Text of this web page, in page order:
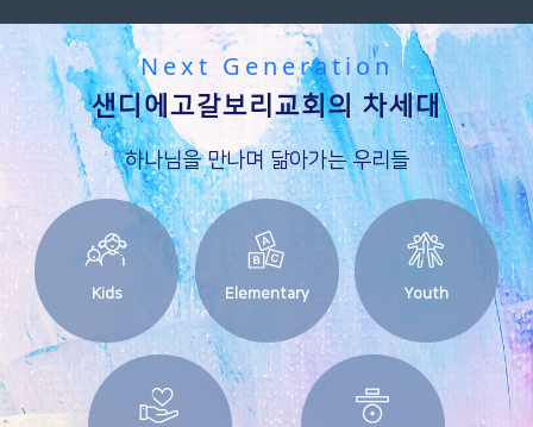
Next Generation
샌디에고갈보리교회의 차세대
하나님을 만나며 닮아가는 우리들
Kids Elementary Youth